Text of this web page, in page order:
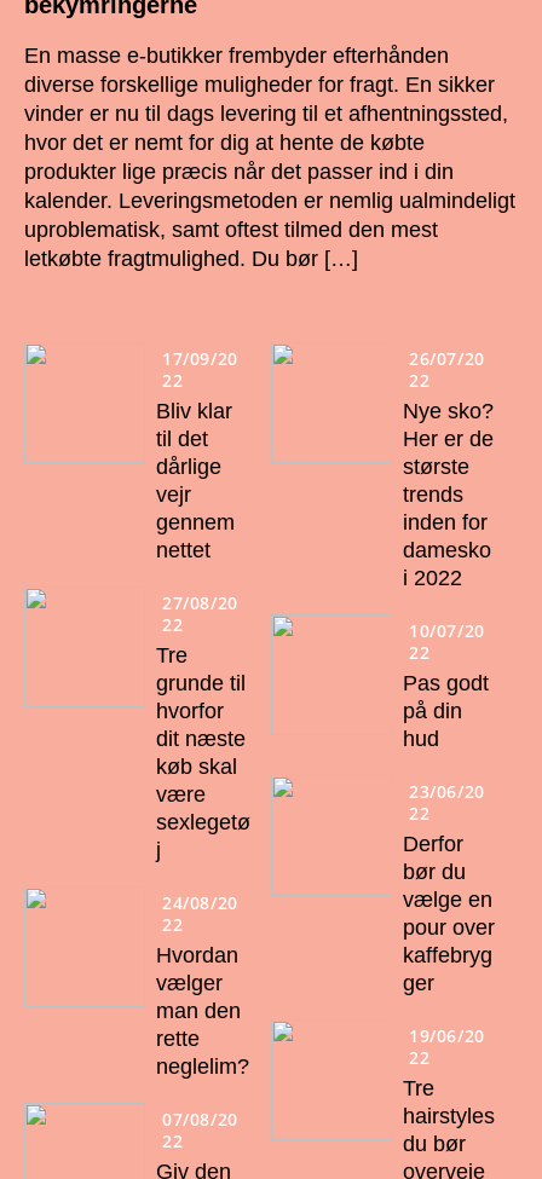
En masse e-butikker frembyder efterhånden
diverse forskellige muligheder for fragt. En sikker
vinder er nu til dags levering til et afhentningssted,
hvor det er nemt for dig at hente de købte
produkter lige præcis når det passer ind i din
kalender. Leveringsmetoden er nemlig ualmindeligt
uproblematisk, samt oftest tilmed den mest
letkøbte fragtmulighed. Du bør […]
17/09/20
22
Bliv klar
til det
dårlige
vejr
gennem
nettet
27/08/20
22
Tre
grunde til
hvorfor
dit næste
køb skal
være
sexlegetø
j
24/08/20
22
Hvordan
vælger
man den
rette
neglelim?
07/08/20
22
Giv den
26/07/20
22
Nye sko?
Her er de
største
trends
inden for
damesko
i 2022
10/07/20
22
Pas godt
på din
hud
23/06/20
22
Derfor
bør du
vælge en
pour over
kaffebryg
ger
19/06/20
22
Tre
hairstyles
du bør
overveje